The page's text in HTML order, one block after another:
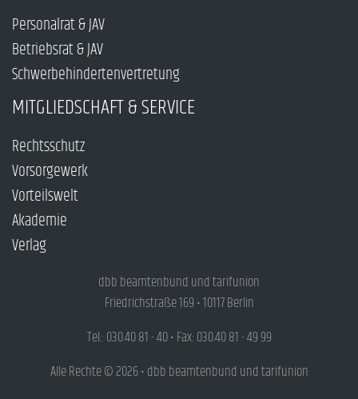
Personalrat & JAV
Betriebsrat & JAV
Schwerbehindertenvertretung
MITGLIEDSCHAFT & SERVICE
Rechtsschutz
Vorsorgewerk
Vorteilswelt
Akademie
Verlag
dbb beamtenbund und tarifunion
Friedrichstraße 169 • 10117 Berlin
Tel.: 030.40 81 - 40 • Fax: 030.40 81 - 49 99
Alle Rechte © 2026 • dbb beamtenbund und tarifunion